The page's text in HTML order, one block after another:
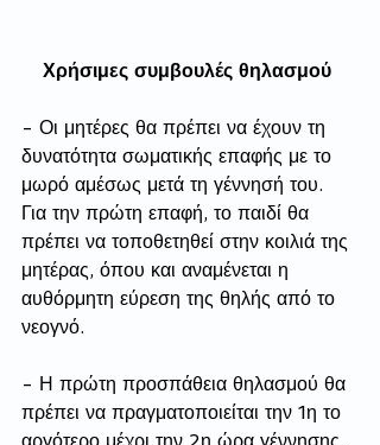
Χρήσιμες συμβουλές θηλασμού
- Οι μητέρες θα πρέπει να έχουν τη
δυνατότητα σωματικής επαφής με το
μωρό αμέσως μετά τη γέννησή του.
Για την πρώτη επαφή, το παιδί θα
πρέπει να τοποθετηθεί στην κοιλιά της
μητέρας, όπου και αναμένεται η
αυθόρμητη εύρεση της θηλής από το
νεογνό.
- Η πρώτη προσπάθεια θηλασμού θα
πρέπει να πραγματοποιείται την 1η το